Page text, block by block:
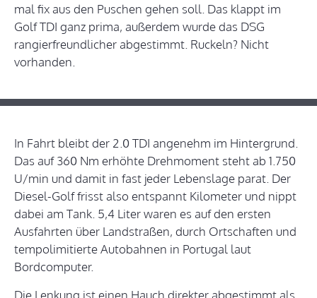
mal fix aus den Puschen gehen soll. Das klappt im
Golf TDI ganz prima, außerdem wurde das DSG
rangierfreundlicher abgestimmt. Ruckeln? Nicht
vorhanden.
In Fahrt bleibt der 2.0 TDI angenehm im Hintergrund.
Das auf 360 Nm erhöhte Drehmoment steht ab 1.750
U/min und damit in fast jeder Lebenslage parat. Der
Diesel-Golf frisst also entspannt Kilometer und nippt
dabei am Tank. 5,4 Liter waren es auf den ersten
Ausfahrten über Landstraßen, durch Ortschaften und
tempolimitierte Autobahnen in Portugal laut
Bordcomputer.